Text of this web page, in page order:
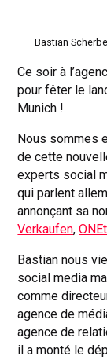
Bastian
Ce soir à
pour fêter le
Munich !
Nous sommes
de cette
experts social
qui parlent
annonçant sa
Verkaufen,
Bastian nous
social media
comme
agence de
agence de
il a monté le